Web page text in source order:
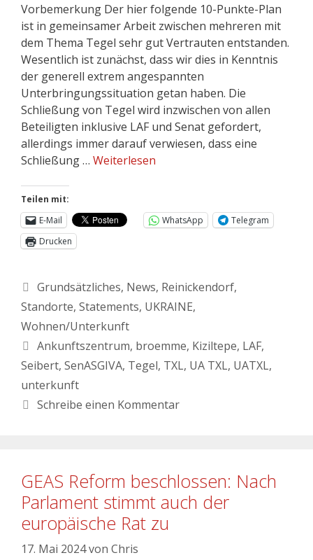
Vorbemerkung Der hier folgende 10-Punkte-Plan
ist in gemeinsamer Arbeit zwischen mehreren mit
dem Thema Tegel sehr gut Vertrauten entstanden.
Wesentlich ist zunächst, dass wir dies in Kenntnis
der generell extrem angespannten
Unterbringungssituation getan haben. Die
Schließung von Tegel wird inzwischen von allen
Beteiligten inklusive LAF und Senat gefordert,
allerdings immer darauf verwiesen, dass eine
Schließung … Weiterlesen
Teilen mit:
E-Mail
WhatsApp
Telegram
Drucken
Grundsätzliches, News, Reinickendorf,
Standorte, Statements, UKRAINE,
Wohnen/Unterkunft
Ankunftszentrum, broemme, Kiziltepe, LAF,
Seibert, SenASGIVA, Tegel, TXL, UA TXL, UATXL,
unterkunft
Schreibe einen Kommentar
GEAS Reform beschlossen: Nach
Parlament stimmt auch der
europäische Rat zu
17. Mai 2024von Chris